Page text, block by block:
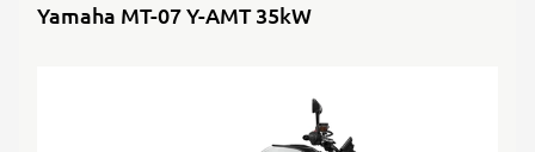
Yamaha MT-07 Y-AMT 35kW